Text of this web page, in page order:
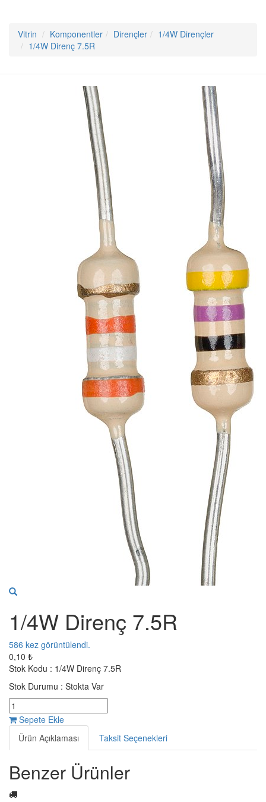
Vitrin Komponentler Dirençler
1/4W Dirençler
1/4W Direnç 7.5R
1/4W Direnç 7.5R
586 kez görüntülendi.
0,10 ₺
Stok Kodu : 1/4W Direnç 7.5R
Stok Durumu : Stokta Var
Sepete Ekle
Ürün Açıklaması
Taksit Seçenekleri
Benzer Ürünler